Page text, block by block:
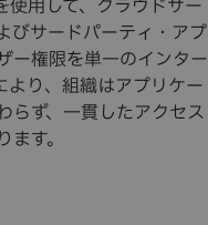
用して、クラウドサー
びサードパーティ・アプ
ー権限を単一のインター
より、組織はアプリケー
らず、一貫したアクセス
す。